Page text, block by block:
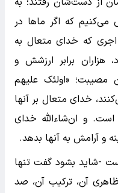
که اگر ماها در
که خدای متعال به
هزاران برابر ارزشش و
«اولئک علیهم
خدای متعال بر آنها
و ان‌شاءالله خدای
و آرامش به آنها بدهد.
-شاید بشود گفت تنها
آن، ترکیب آن، صد